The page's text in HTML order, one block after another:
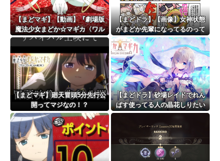
【まどマギ】【動画】『劇場版
魔法少女まどか☆マギカ〈ワル
プルギスの廻天〉』本予告が公
【まどドラ】【画像】女神状態
がまどか先輩になってるのって
今まであったっけ…?【マギア☆
エトセトラ 第97話】
【まどマギ】廻天冒頭5分先行公
開ってマジなの！？
【まどドラ】砂場レイドでれん
ぱす使ってる人の晶花しりたい